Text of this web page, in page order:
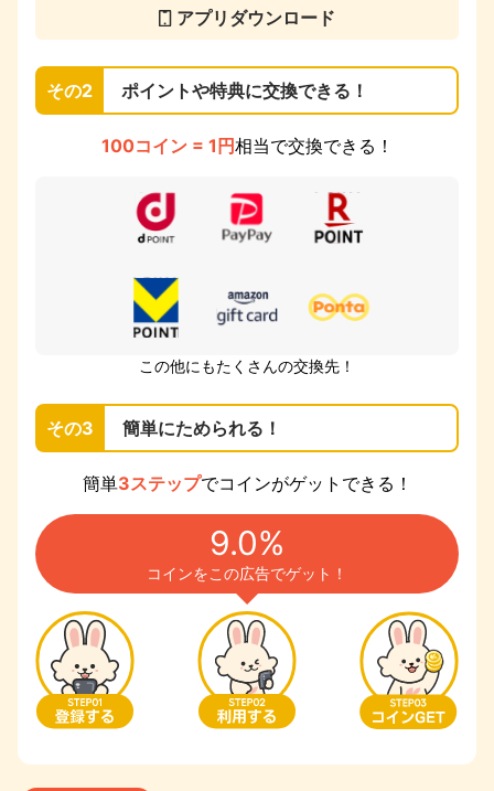
アプリダウンロード
その2 ポイントや特典に交換できる！
100コイン = 1円相当で交換できる！
この他にもたくさんの交換先！
その3 簡単にためられる！
簡単3ステップでコインがゲットできる！
9.0%
コインをこの広告でゲット！